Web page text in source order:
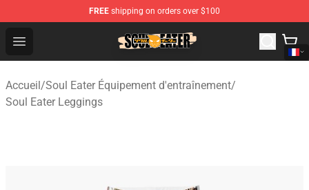
FREE shipping on orders over $100
Open menu
Soul Eater Store - Official Soul Eater Merchandise Shop
Accueil/Soul Eater Équipement d'entraînement/
Soul Eater Leggings